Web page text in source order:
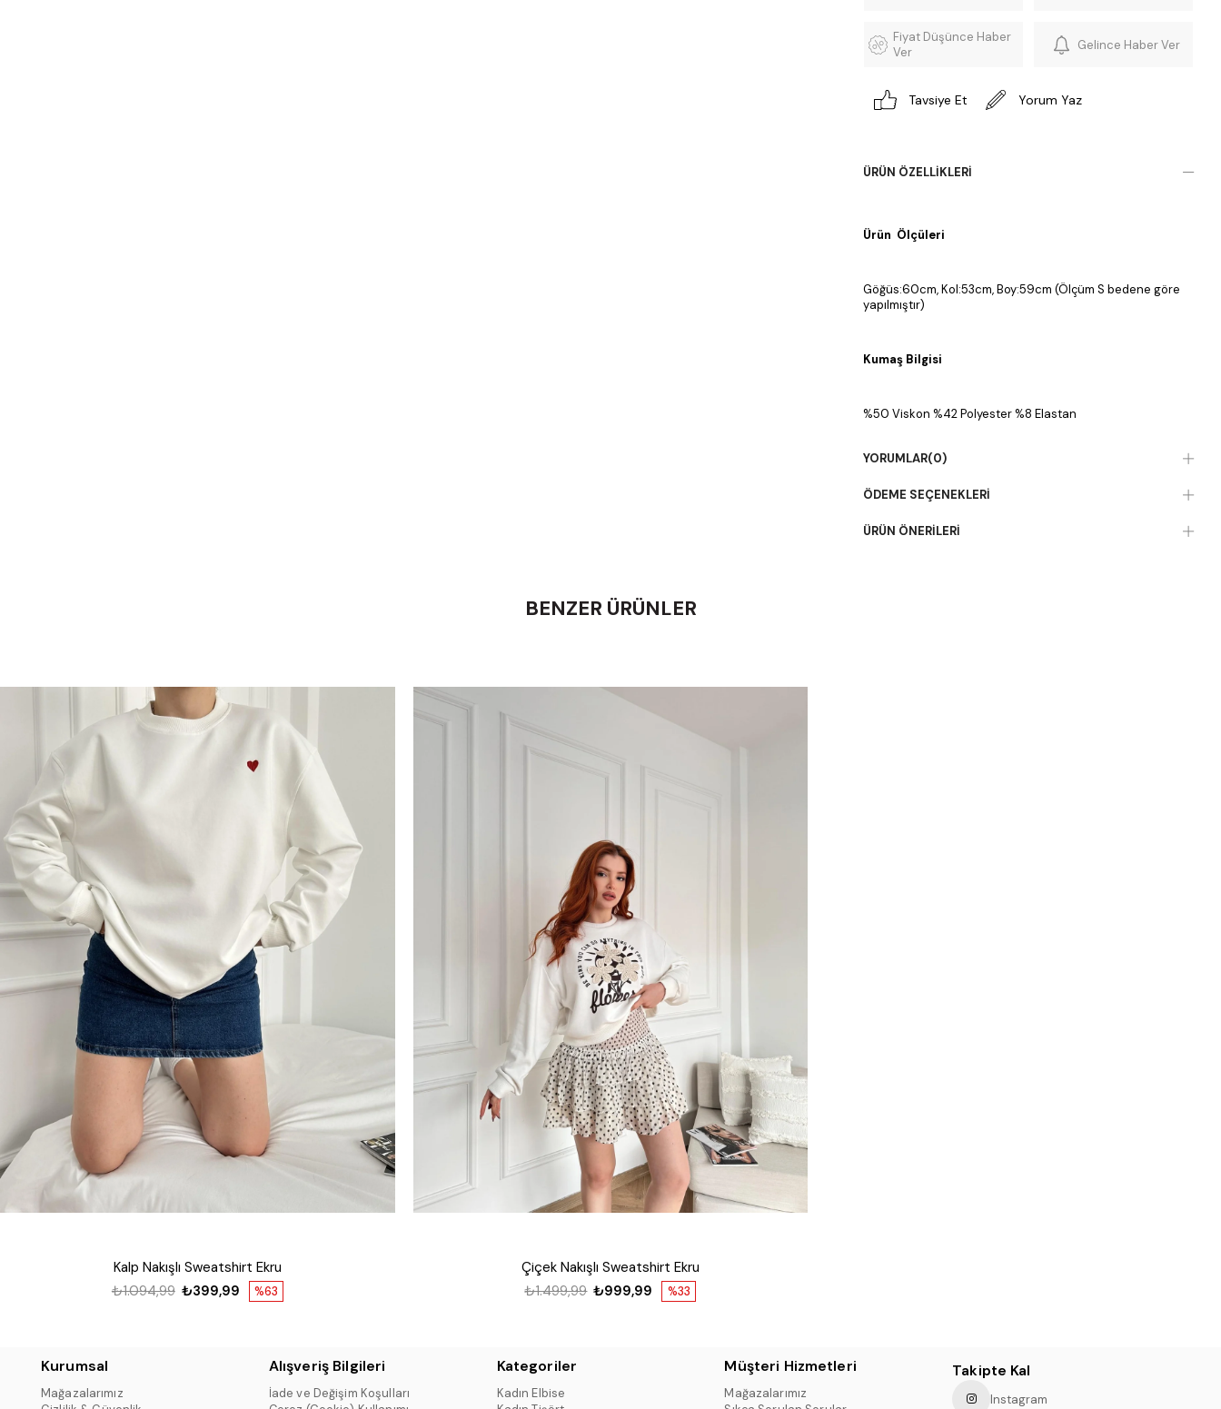
Fiyat Düşünce Haber
Ver
Gelince Haber Ver
Tavsiye Et Yorum Yaz
ÜRÜN ÖZELLIKLERI
Ürün Ölçüleri
Göğüs:60cm, Kol:53cm, Boy:59cm (Ölçüm S bedene göre
yapılmıştır)
Kumaş Bilgisi
%50 Viskon %42 Polyester %8 Elastan
YORUMLAR(0)
ÖDEME SEÇENEKLERI
ÜRÜN ÖNERILERI
BENZER ÜRÜNLER
Kalp Nakışlı Sweatshirt Ekru
%63
₺399,99
₺1.094,99
Çiçek Nakışlı Sweatshirt Ekru
%33
₺999,99
₺1.499,99
Kurumsal
Mağazalarımız
Alışveriş Bilgileri
İade ve Değişim Koşulları
Kategoriler
Kadın Elbise
Müşteri Hizmetleri
Mağazalarımız
Takipte Kal
Instagram